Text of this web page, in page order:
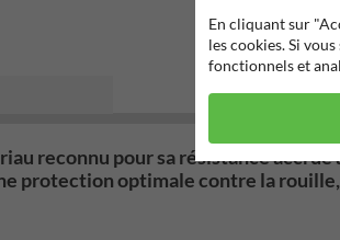
reconnu pour sarésistance accrue
protection optimale contre la
En cliquant sur
les cookies. Si
fonctionnels et